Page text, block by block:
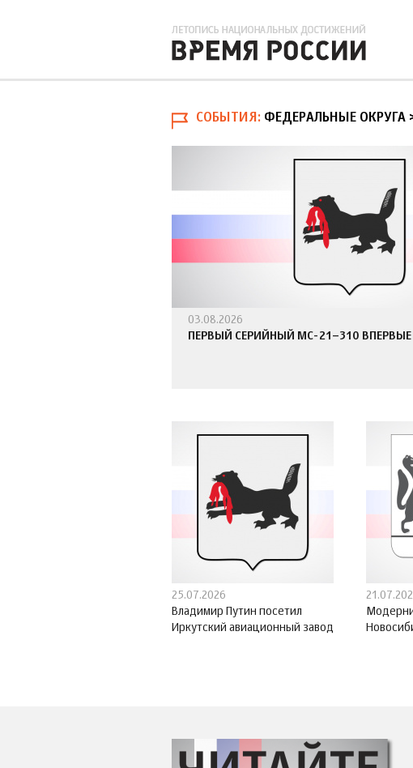
СОБЫТИЯ ФЕДЕРАЛЬНЫЕ ОКРУГА
03.08.2026
ПЕРВЫЙ СЕРИЙНЫЙ МС-21–310
25.07.2026
Владимир Путин посетил
Иркутский авиационный завод